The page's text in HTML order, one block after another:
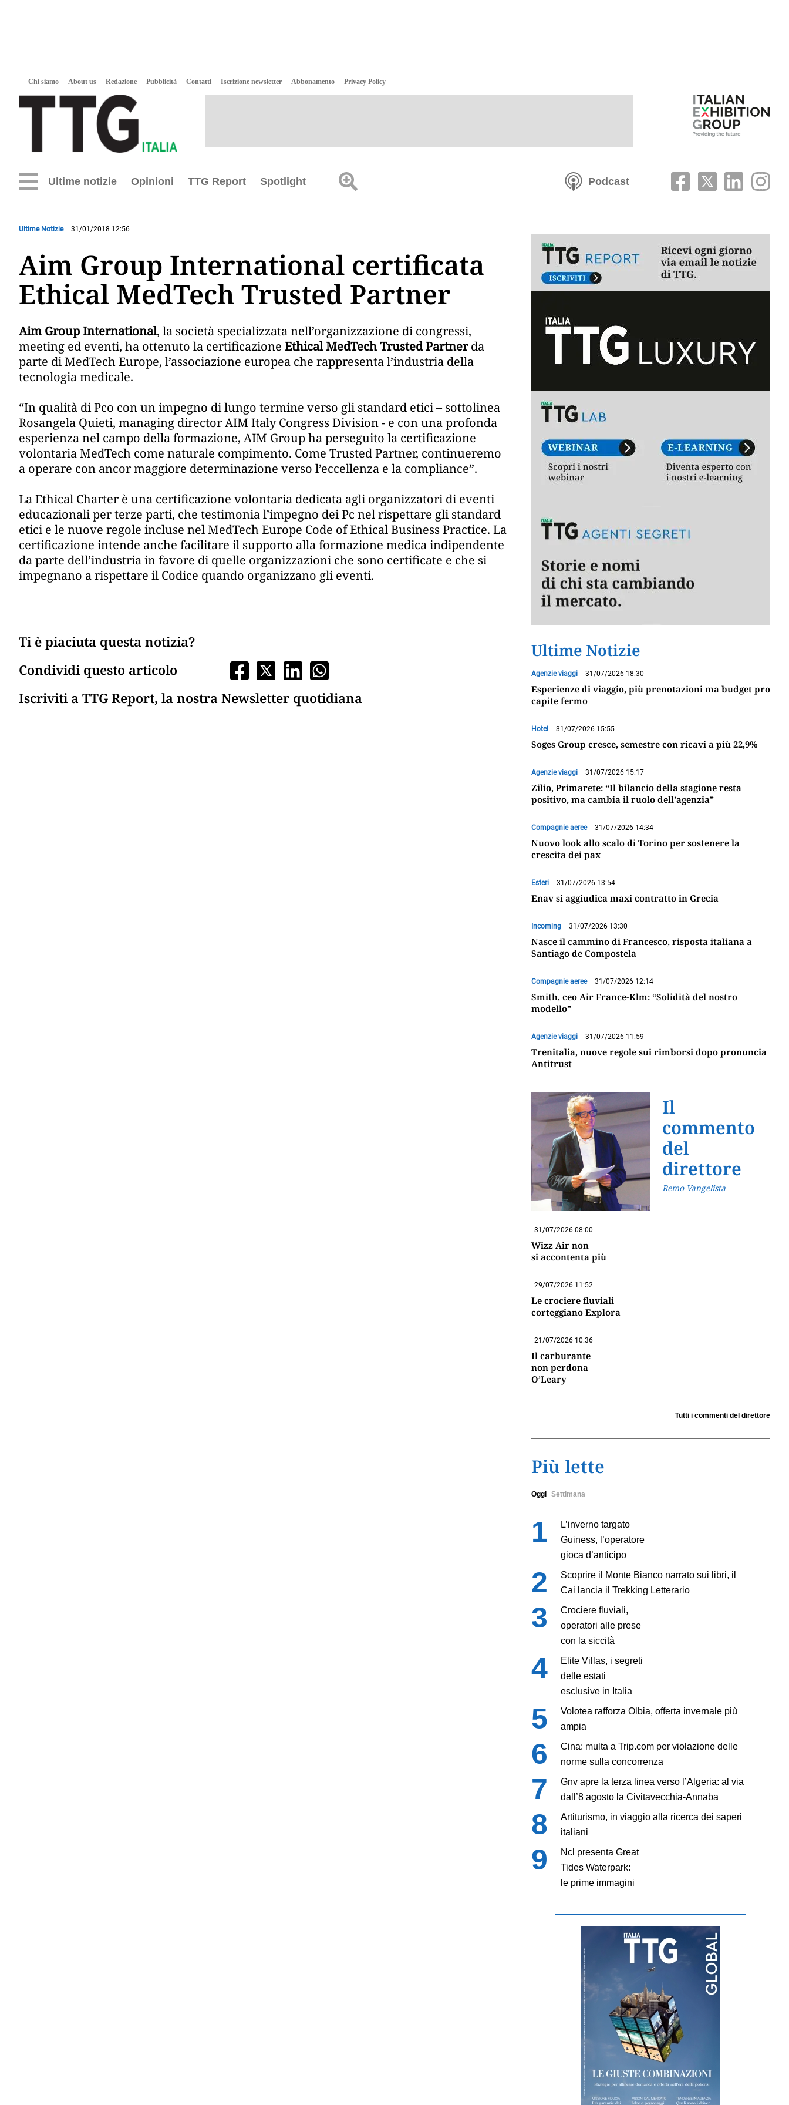
Chi siamo About us Redazione Pubblicità Contatti Iscrizione newsletter Abbonamento Privacy Policy
Ultime notizie Opinioni TTG Report Spotlight Podcast
Ultime Notizie 31/01/2018 12:56
Aim Group International certificata
Ethical MedTech Trusted Partner
Aim Group International, la società specializzata nell’organizzazione di congressi,
meeting ed eventi, ha ottenuto la certificazione Ethical MedTech Trusted Partnerda
parte di MedTech Europe, l’associazione europea che rappresenta l’industria della
tecnologia medicale.
“In qualità di Pco con un impegno di lungo termine verso gli standard etici – sottolinea
Rosangela Quieti, managing director AIM Italy Congress Division - e con una profonda
esperienza nel campo della formazione, AIM Group ha perseguito la certificazione
volontaria MedTech come naturale compimento. Come Trusted Partner, continueremo
a operare con ancor maggiore determinazione verso l’eccellenza e la compliance”.
La Ethical Charter è una certificazione volontaria dedicata agli organizzatori di eventi
educazionali per terze parti, che testimonia l’impegno dei Pc nel rispettare gli standard
etici e le nuove regole incluse nel MedTech Europe Code of Ethical Business Practice. La
certificazione intende anche facilitare il supporto alla formazione medica indipendente
da parte dell’industria in favore di quelle organizzazioni che sono certificate e che si
impegnano a rispettare il Codice quando organizzano gli eventi.
Ti è piaciuta questa notizia?
Condividi questo articolo
Iscriviti a TTG Report, la nostra Newsletter quotidiana
Ultime Notizie
Agenzie viaggi 31/07/2026 18:30
Esperienze di viaggio, più prenotazioni ma budget pro
capite fermo
Hotel 31/07/2026 15:55
Soges Group cresce, semestre con ricavi a più 22,9%
Agenzie viaggi 31/07/2026 15:17
Zilio, Primarete: “Il bilancio della stagione resta
positivo, ma cambia il ruolo dell’agenzia”
Compagnie aeree 31/07/2026 14:34
Nuovo look allo scalo di Torino per sostenere la
crescita dei pax
Esteri 31/07/2026 13:54
Enav si aggiudica maxi contratto in Grecia
Incoming 31/07/2026 13:30
Nasce il cammino di Francesco, risposta italiana a
Santiago de Compostela
Compagnie aeree 31/07/2026 12:14
Smith, ceo Air France-Klm: “Solidità del nostro
modello”
Agenzie viaggi 31/07/2026 11:59
Trenitalia, nuove regole sui rimborsi dopo pronuncia
Antitrust
Il
commento
del
direttore
Remo Vangelista
31/07/2026 08:00
Wizz Air non
si accontenta più
29/07/2026 11:52
Le crociere fluviali
corteggiano Explora
21/07/2026 10:36
Il carburante
non perdona
O’Leary
Tutti i commenti del direttore
Più lette
Oggi Settimana
L’inverno targato
Guiness, l’operatore
gioca d’anticipo
Scoprire il Monte Bianco narrato sui libri, il
Cai lancia il Trekking Letterario
Crociere fluviali,
operatori alle prese
con la siccità
Elite Villas, i segreti
delle estati
esclusive in Italia
Volotea rafforza Olbia, offerta invernale più
ampia
Cina: multa a Trip.com per violazione delle
norme sulla concorrenza
Gnv apre la terza linea verso l’Algeria: al via
dall’8 agosto la Civitavecchia-Annaba
Artiturismo, in viaggio alla ricerca dei saperi
italiani
Ncl presenta Great
Tides Waterpark:
le prime immagini